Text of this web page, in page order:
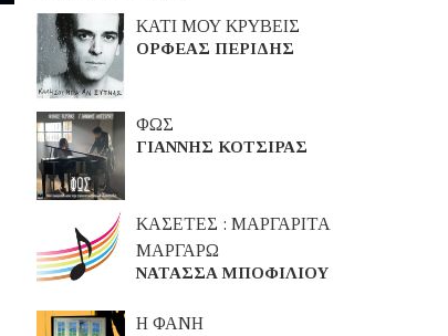
ΚΑΤΙ ΜΟΥ ΚΡΥΒΕΙΣ
ΟΡΦΕΑΣ ΠΕΡΙΔΗΣ
ΦΩΣ
ΓΙΑΝΝΗΣ ΚΟΤΣΙΡΑΣ
ΚΑΣΕΤΕΣ : ΜΑΡΓΑΡΙΤΑ
ΜΑΡΓΑΡΩ
ΝΑΤΑΣΣΑ ΜΠΟΦΙΛΙΟΥ
Η ΦΑΝΗ